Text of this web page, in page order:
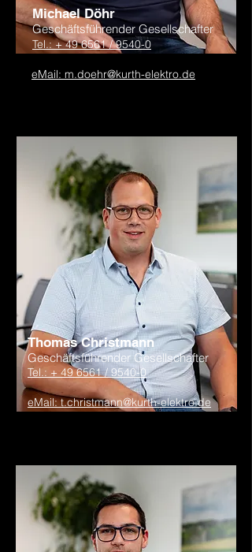
Michael Döhr
Geschäftsführender Gesellschafter
Tel.: + 49 6561 / 9540-0
eMail: m.doehr@kurth-elektro.de
Thomas Christmann
Geschäftsführender Gesellschafter
Tel.: + 49 6561 / 9540-0
eMail: t.christmann@kurth-elektro.de